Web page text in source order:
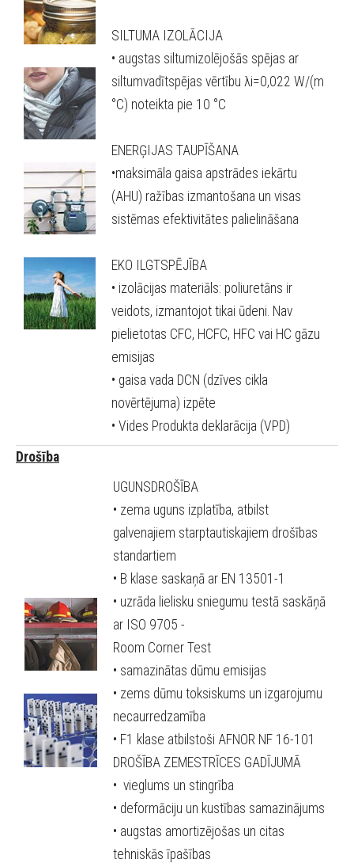
SILTUMA IZOLĀCIJA
• augstas siltumizolējošās spējas ar
siltumvadītspējas vērtību λi=0,022 W/(m
°C) noteikta pie 10 °C
ENERĢIJAS TAUPĪŠANA
•maksimāla gaisa apstrādes iekārtu
(AHU) ražības izmantošana un visas
sistēmas efektivitātes palielināšana
EKO ILGTSPĒJĪBA
• izolācijas materiāls: poliuretāns ir
veidots, izmantojot tikai ūdeni. Nav
pielietotas CFC, HCFC, HFC vai HC gāzu
emisijas
• gaisa vada DCN (dzīves cikla
novērtējuma) izpēte
• Vides Produkta deklarācija (VPD)
Drošība
UGUNSDROŠĪBA
• zema uguns izplatība, atbilst
galvenajiem starptautiskajiem drošības
standartiem
• B klase saskaņā ar EN 13501-1
• uzrāda lielisku sniegumu testā saskāņā
ar ISO 9705 -
Room Corner Test
• samazinātas dūmu emisijas
• zems dūmu toksiskums un izgarojumu
necaurredzamība
• F1 klase atbilstoši AFNOR NF 16-101
DROŠĪBA ZEMESTRĪCES GADĪJUMĀ
• vieglums un stingrība
• deformāciju un kustības samazinājums
• augstas amortizējošas un citas
tehniskās īpašības